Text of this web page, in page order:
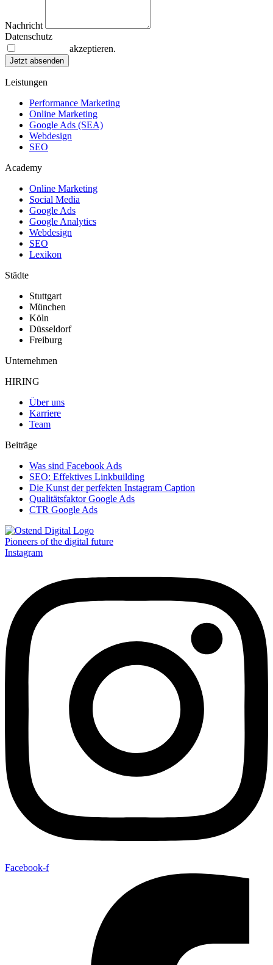
Nachricht
Datenschutz
akzeptieren.
Jetzt absenden
Leistungen
Performance Marketing
Online Marketing
Google Ads (SEA)
Webdesign
SEO
Academy
Online Marketing
Social Media
Google Ads
Google Analytics
Webdesign
SEO
Lexikon
Städte
Stuttgart
München
Köln
Düsseldorf
Freiburg
Unternehmen
HIRING
Über uns
Karriere
Team
Beiträge
Was sind Facebook Ads
SEO: Effektives Linkbuilding
Die Kunst der perfekten Instagram Caption
Qualitätsfaktor Google Ads
CTR Google Ads
Pioneers of the digital future
Instagram
Facebook-f